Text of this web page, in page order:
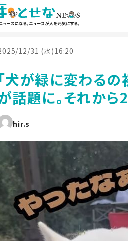
12/31 (水)16:20
「犬が緑に変わる
話題に。それか
hir.s